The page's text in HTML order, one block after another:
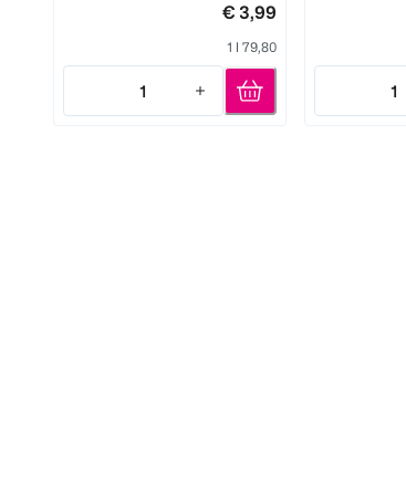
€ 3,99
1 l 79,80
1
Quantity: 1
1
Quantity: 1